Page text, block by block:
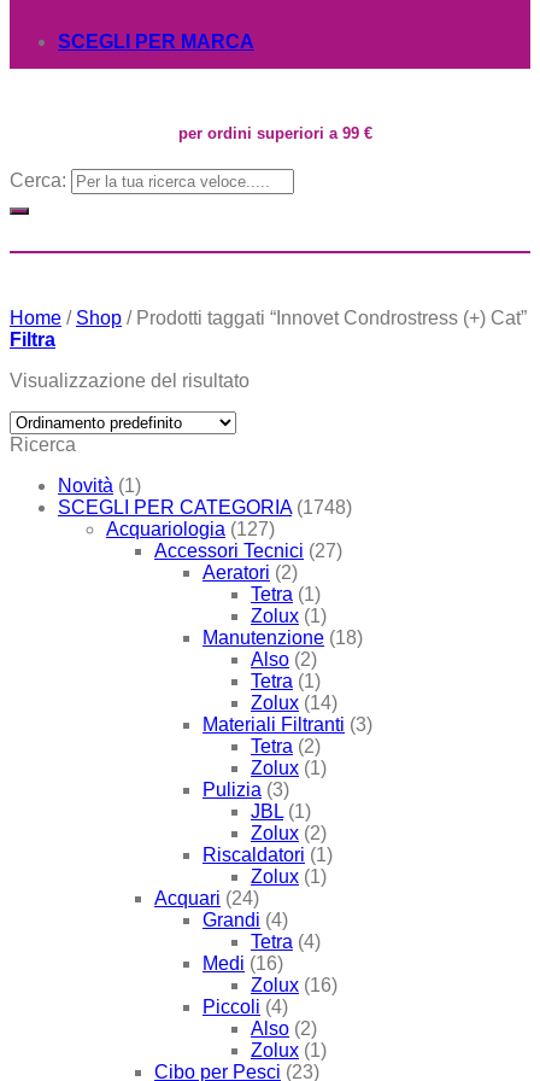
SCEGLI PER MARCA
per ordini superiori a 99 €
Cerca:
Home / Shop /Prodotti taggati “Innovet Condrostress (+) Cat”
Filtra
Visualizzazione del risultato
Ricerca
Novità (1)
SCEGLI PER CATEGORIA (1748)
Acquariologia (127)
Accessori Tecnici (27)
Aeratori (2)
Tetra (1)
Zolux (1)
Manutenzione (18)
Also (2)
Tetra (1)
Zolux (14)
Materiali Filtranti (3)
Tetra (2)
Zolux (1)
Pulizia (3)
JBL (1)
Zolux (2)
Riscaldatori (1)
Zolux (1)
Acquari (24)
Grandi (4)
Tetra (4)
Medi (16)
Zolux (16)
Piccoli (4)
Also (2)
Zolux (1)
Cibo per Pesci (23)